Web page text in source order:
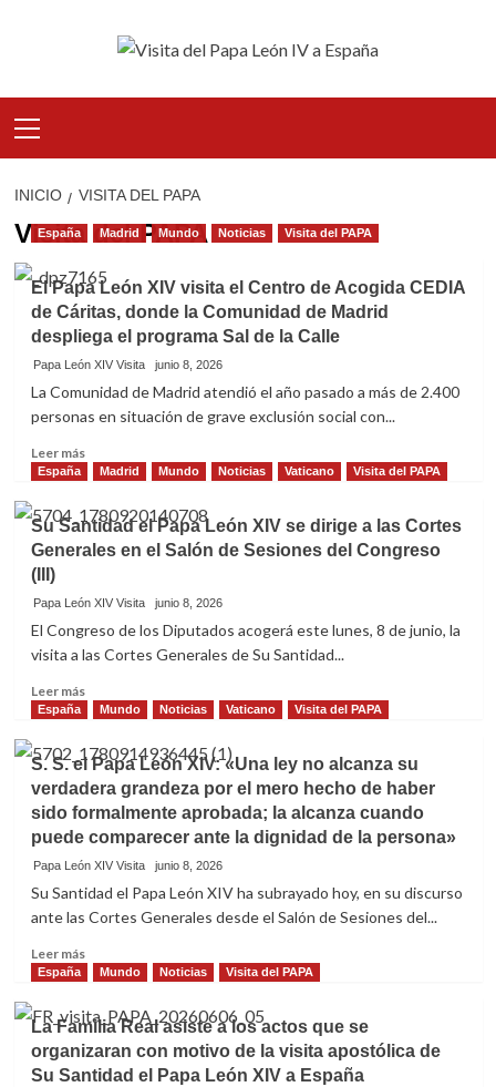
principal
INICIO VISITA DEL PAPA
Visita del PAPA
España Madrid Mundo Noticias Visita del PAPA
El Papa León XIV visita el Centro de Acogida CEDIA
de Cáritas, donde la Comunidad de Madrid
despliega el programa Sal de la Calle
Papa León XIV Visita junio 8, 2026
La Comunidad de Madrid atendió el año pasado a más de 2.400
personas en situación de grave exclusión social con...
Leer másLeer
más
El
Papa
León
visita
Centro
de
CEDIA
de
Cáritas,
donde
la
Comunidad
Madrid
despliega
el
programa
de
España Madrid Mundo Noticias Vaticano Visita del PAPA
Su Santidad el Papa León XIV se dirige a las Cortes
Generales en el Salón de Sesiones del Congreso
(III)
Papa León XIV Visita junio 8, 2026
El Congreso de los Diputados acogerá este lunes, 8 de junio, la
visita a las Cortes Generales de Su Santidad...
Leer másLeer
más
Su
Santidad
el
Papa
León
dirige
a
Cortes
Generales
el
Salón
de
España Mundo Noticias Vaticano Visita del PAPA
S. S. el Papa León XIV: «Una ley no alcanza su
verdadera grandeza por el mero hecho de haber
sido formalmente aprobada; la alcanza cuando
puede comparecer ante la dignidad de la persona»
Papa León XIV Visita junio 8, 2026
Su Santidad el Papa León XIV ha subrayado hoy, en su discurso
ante las Cortes Generales desde el Salón de Sesiones del...
Leer másLeer
más
S.
S.
el
Papa
España Mundo Noticias Visita del PAPA
​La Familia Real asiste a los actos que se
organizaran con motivo de la visita apostólica de
Su Santidad el Papa León XIV a España